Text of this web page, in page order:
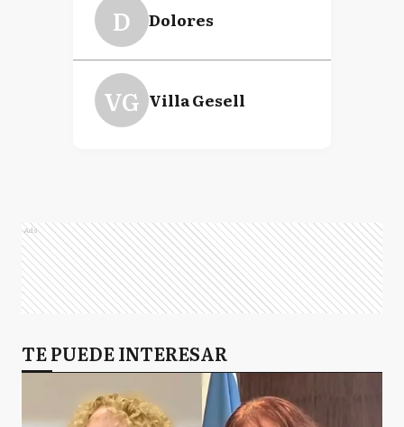
D Dolores
VG Villa Gesell
Ads
TE PUEDE INTERESAR